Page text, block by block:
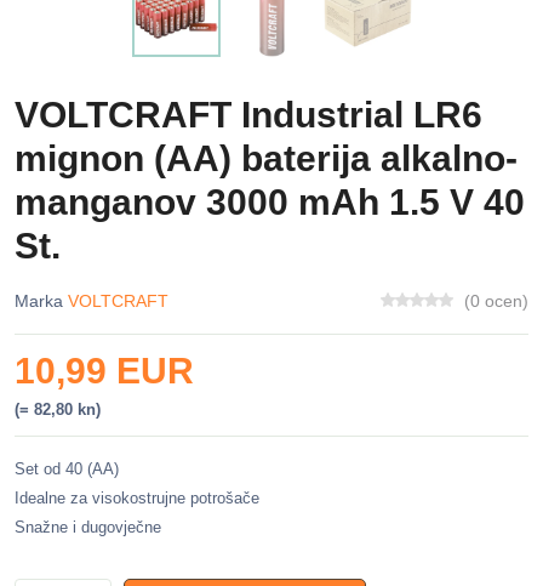
VOLTCRAFT Industrial LR6
mignon (AA) baterija alkalno-
manganov 3000 mAh 1.5 V 40
St.
Marka VOLTCRAFT (0 ocen)
10,99 EUR
(= 82,80 kn)
Set od 40 (AA)
Idealne za visokostrujne potrošače
Snažne i dugovječne